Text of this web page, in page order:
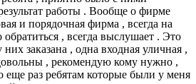
работы . Вообще о фирме
и порядочная фирма , всегда на
, всегда выслушает . Это
заказана , одна входная уличная ,
, рекомендую кому нужно ,
еще раз ребятам которые были у меня